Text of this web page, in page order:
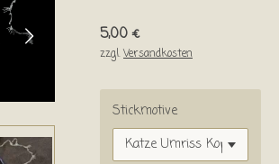
5,00 €
zzgl.Versandkosten
Stickmotive